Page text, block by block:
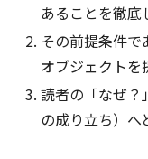
あることを徹底
その前提条件で
オブジェクトを
読者の「なぜ？
の成り立ち）へ